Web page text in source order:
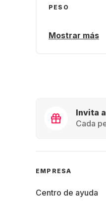
PESO
Mostrar más
Invita
Cada
EMPRESA
Centro de ayuda